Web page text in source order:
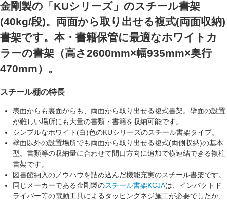
金剛製の「KUシリーズ」のスチール書架
(40kg/段)。両面から取り出せる複式(両面収納)
書架です。本・書籍保管に最適なホワイトカ
ラーの書架（高さ2600mm×幅935mm×奥行
470mm）。
スチール棚の特長
表面からも裏面からも、両面から取り出せる複式書架。壁面の設置
が難しい場所にも大量の書類・書籍を収納可能です。
シンプルなホワイト(白)色のKUシリーズのスチール書架タイプ。
壁面以外の設置場所でも両面から取り出せる複式(両側収納)の基本
型。書類等の収納量に合わせて間口方向に追加で横連結できる複柱
書架です。
図書館納入のノウハウを詰め込んだ機能充実のスチール書架です。
同じメーカーである金剛製のスチール書架KCJAは、インパクトド
ライバー等の電動工具によるタッピングネジ施工が必要でしたが、